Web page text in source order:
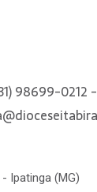
98699-0212
- Ipatinga